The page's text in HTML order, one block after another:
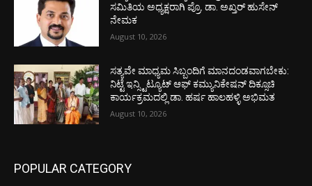
ಸಮಿತಿಯ ಅಧ್ಯಕ್ಷರಾಗಿ ಪ್ರೊ. ಡಾ. ಅಖ್ತರ್ ಹುಸೇನ್
ನೇಮಕ
August 10, 2026
ಸತ್ಯವೇ ಮಾಧ್ಯಮ ಸಿಬ್ಬಂದಿಗೆ ಮಾನದಂಡವಾಗಬೇಕು:
ನಿಟ್ಟೆ ಇನ್ಸ್ಟಿಟ್ಯೂಟ್ ಆಫ್ ಕಮ್ಯುನಿಕೇಷನ್ ದಿಕ್ಸೂಚಿ
ಕಾರ್ಯಕ್ರಮದಲ್ಲಿ ಡಾ. ಹರ್ಷ ಹಾಲಹಳ್ಳಿ ಅಭಿಮತ
August 10, 2026
POPULAR CATEGORY